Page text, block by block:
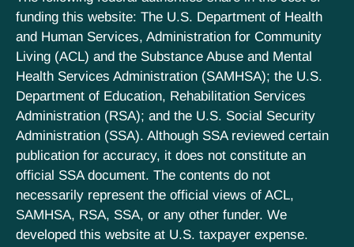
funding this website: The U.S. Department of Health
and Human Services, Administration for Community
Living (ACL) and the Substance Abuse and Mental
Health Services Administration (SAMHSA); the U.S.
Department of Education, Rehabilitation Services
Administration (RSA); and the U.S. Social Security
Administration (SSA). Although SSA reviewed certain
publication for accuracy, it does not constitute an
official SSA document. The contents do not
necessarily represent the official views of ACL,
SAMHSA, RSA, SSA, or any other funder. We
developed this website at U.S. taxpayer expense.